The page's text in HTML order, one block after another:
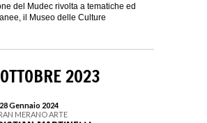
del Mudec rivolta a tematiche ed
il Museo delle Culture
2023
Gennaio 2024
MERANO ARTE